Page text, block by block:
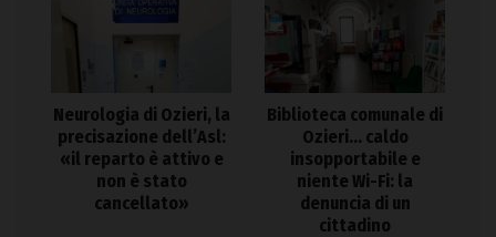
Neurologia di Ozieri, la
precisazione dell’Asl:
«il reparto è attivo e
non è stato
cancellato»
Biblioteca comunale di
Ozieri… caldo
insopportabile e
niente Wi-Fi: la
denuncia di un
cittadino